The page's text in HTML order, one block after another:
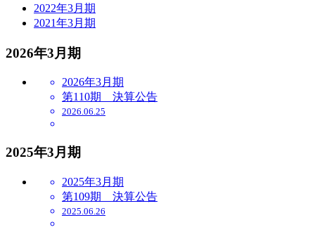
2022年3月期
2021年3月期
2026年3月期
2026年3月期
第110期 決算公告
2026.06.25
2025年3月期
2025年3月期
第109期 決算公告
2025.06.26